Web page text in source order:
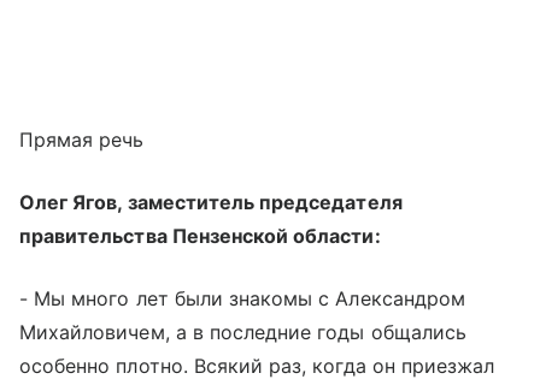
Прямая речь
Олег Ягов, заместитель председателя
правительства Пензенской области:
- Мы много лет были знакомы с Александром
Михайловичем, а в последние годы общались
особенно плотно. Всякий раз, когда он приезжал